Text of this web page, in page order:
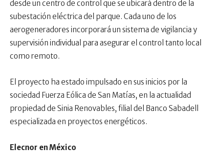
desde un centro de control que se ubicará dentro de la
subestación eléctrica del parque. Cada uno de los
aerogeneradores incorporará un sistema de vigilancia y
supervisión individual para asegurar el control tanto local
como remoto.
El proyecto ha estado impulsado en sus inicios por la
sociedad Fuerza Eólica de San Matías, en la actualidad
propiedad de Sinia Renovables, filial del Banco Sabadell
especializada en proyectos energéticos.
Elecnor en México